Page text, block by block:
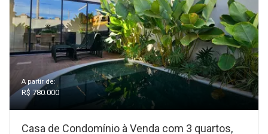
A partir de:
R$ 780.000
Casa de Condomínio à Venda com 3 quartos,